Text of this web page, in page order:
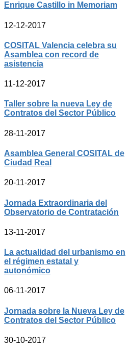
Enrique Castillo in Memoriam
12-12-2017
COSITAL Valencia celebra su
Asamblea con record de
asistencia
11-12-2017
Taller sobre la nueva Ley de
Contratos del Sector Público
28-11-2017
Asamblea General COSITAL de
Ciudad Real
20-11-2017
Jornada Extraordinaria del
Observatorio de Contratación
13-11-2017
La actualidad del urbanismo en
el régimen estatal y
autonómico
06-11-2017
Jornada sobre la Nueva Ley de
Contratos del Sector Público
30-10-2017